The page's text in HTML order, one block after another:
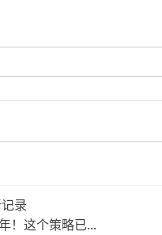
录
！这个策略已...